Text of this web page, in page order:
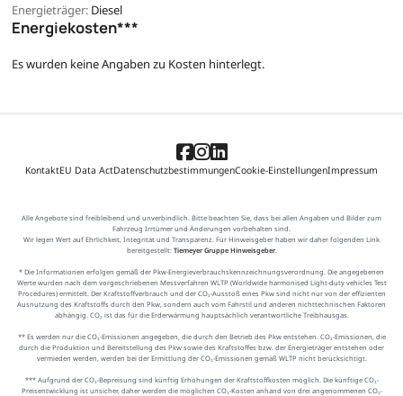
Energieträger: Diesel
Energiekosten***
Es wurden keine Angaben zu Kosten hinterlegt.
KontaktEU Data ActDatenschutzbestimmungenCookie-EinstellungenImpressum
Alle Angebote sind freibleibend und unverbindlich. Bitte beachten Sie, dass bei allen Angaben und Bilder zum
Fahrzeug Irrtümer und Änderungen vorbehalten sind.
Wir legen Wert auf Ehrlichkeit, Integrität und Transparenz. Für Hinweisgeber haben wir daher folgenden Link
bereitgestellt: Tiemeyer Gruppe Hinweisgeber.
* Die Informationen erfolgen gemäß der Pkw-Energieverbrauchskennzeichnungsverordnung. Die angegebenen
Werte wurden nach dem vorgeschriebenen Messverfahren WLTP (Worldwide harmonised Light-duty vehicles Test
Procedures) ermittelt. Der Kraftstoffverbrauch und der CO₂-Ausstoß eines Pkw sind nicht nur von der effizienten
Ausnutzung des Kraftstoffs durch den Pkw, sondern auch vom Fahrstil und anderen nichttechnischen Faktoren
abhängig. CO₂ ist das für die Erderwärmung hauptsächlich verantwortliche Treibhausgas.
** Es werden nur die CO₂-Emissionen angegeben, die durch den Betrieb des Pkw entstehen. CO₂-Emissionen, die
durch die Produktion und Bereitstellung des Pkw sowie des Kraftstoffes bzw. der Energieträger entstehen oder
vermieden werden, werden bei der Ermittlung der CO₂-Emissionen gemäß WLTP nicht berücksichtigt.
*** Aufgrund der CO₂-Bepreisung sind künftig Erhöhungen der Kraftstoffkosten möglich. Die künftige CO₂-
Preisentwicklung ist unsicher, daher werden die möglichen CO₂-Kosten anhand von drei angenommenen CO₂-